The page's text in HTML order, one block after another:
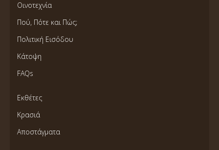
Οινοτεχνία
Πού, Πότε και Πώς;
Πολιτική Εισόδου
Κάτοψη
FAQs
Εκθέτες
Κρασιά
Αποστάγματα